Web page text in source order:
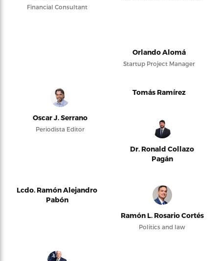
Financial Consultant
Orlando Alomá
Startup Project Manager
Oscar J. Serrano
Periodista Editor
Tomás Ramírez
Dr. Ronald Collazo
Pagán
Lcdo. Ramón Alejandro
Pabón
Ramón L. Rosario Cortés
Politics and law